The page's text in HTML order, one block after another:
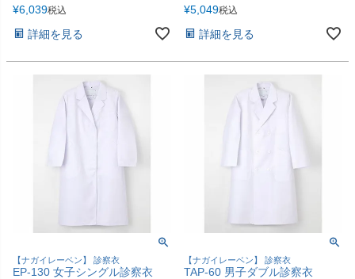
¥6,039税込
詳細を見る
¥5,049税込
詳細を見る
【ナガイレーベン】 診察衣
EP-130 女子シングル診察衣
【ナガイレーベン】 診察衣
TAP-60 男子ダブル診察衣